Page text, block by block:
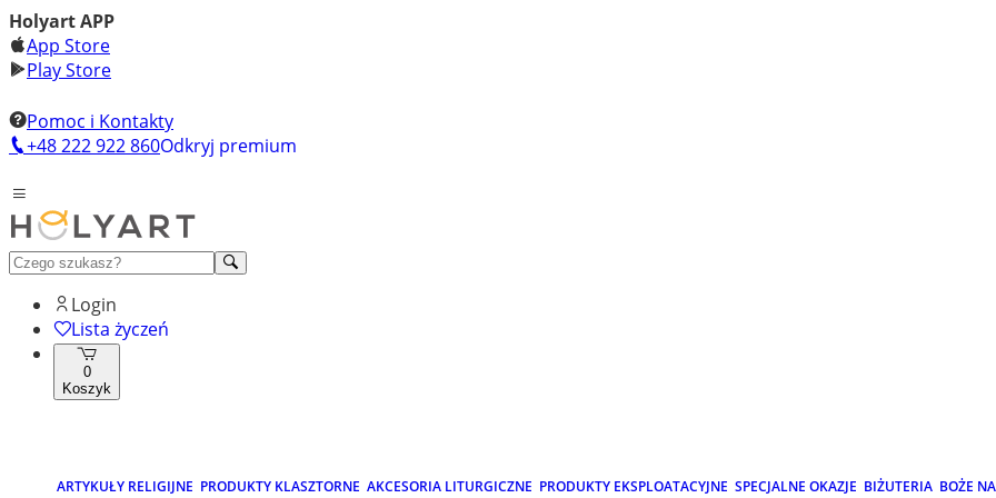
Holyart APP
App Store
Play Store
Pomoc i Kontakty
+48 222 922 860Odkryj premium
Login
Lista życzeń
0
Koszyk
ARTYKUŁY RELIGIJNE PRODUKTY KLASZTORNE AKCESORIA LITURGICZNE PRODUKTY EKSPLOATACYJNE SPECJALNE OKAZJE BIŻUTERIA BOŻE